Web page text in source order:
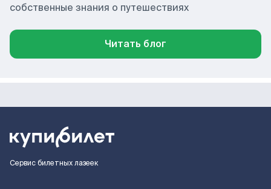
собственные знания о путешествиях
Читать блог
Сервис билетных лазеек